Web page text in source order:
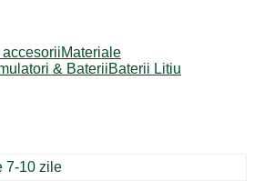
Materiale
& BateriiBaterii Litiu
7-10 zile